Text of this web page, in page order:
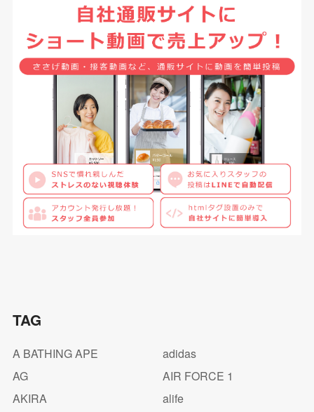
TAG
A BATHING APE
adidas
AG
AIR FORCE 1
AKIRA
alife